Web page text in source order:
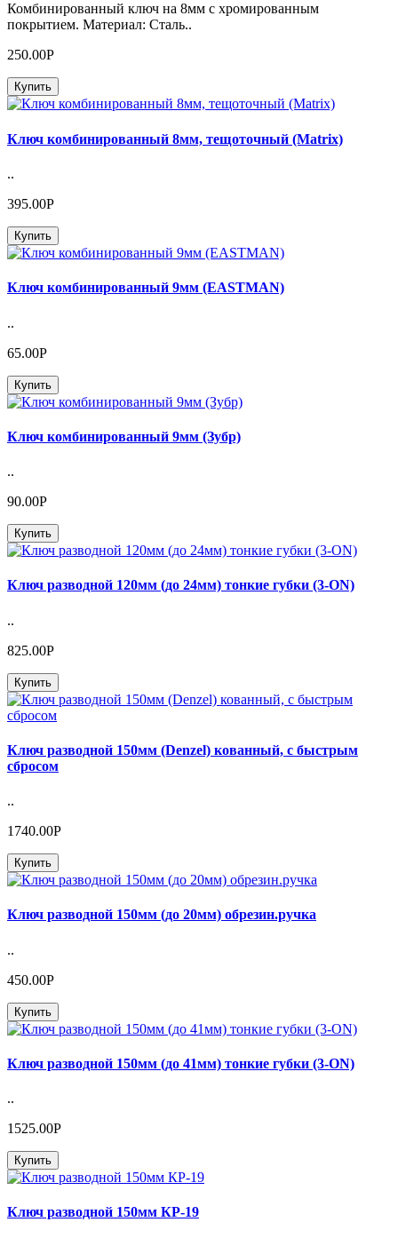
Комбинированный ключ на 8мм с хромированным
покрытием. Материал: Сталь..
250.00Р
Купить
Ключ комбинированный 8мм, тещоточный (Matrix)
..
395.00Р
Купить
Ключ комбинированный 9мм (EASTMAN)
..
65.00Р
Купить
Ключ комбинированный 9мм (Зубр)
..
90.00Р
Купить
Ключ разводной 120мм (до 24мм) тонкие губки (3-ON)
..
825.00Р
Купить
Ключ разводной 150мм (Denzel) кованный, с быстрым
сбросом
..
1740.00Р
Купить
Ключ разводной 150мм (до 20мм) обрезин.ручка
..
450.00Р
Купить
Ключ разводной 150мм (до 41мм) тонкие губки (3-ON)
..
1525.00Р
Купить
Ключ разводной 150мм КР-19